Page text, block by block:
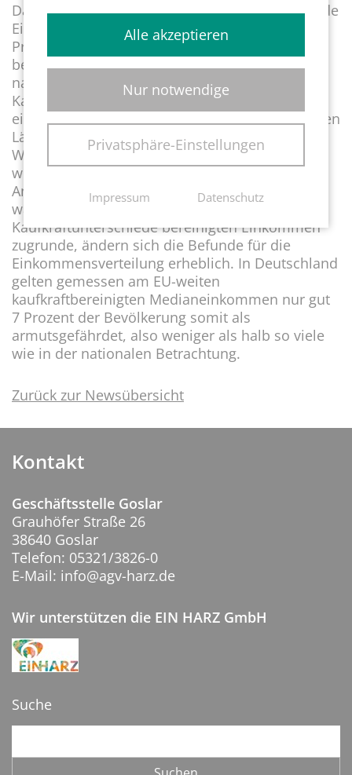
Das IWD hat dabei u. a. eine länderübergreifende
Einkommensverteilung berechnet. Um die
Preisunterschiede zwischen den Ländern zu
berücksichtigen, haben die IW-Forscher die
nationalen Währungen in sogenannte
Kaufkraftstandards (KKS) umgerechnet. Mit
einem KKS können sich die Konsumenten in allen
Ländern rein rechnerisch die gleiche Menge an
Waren und Dienstleistungen kaufen. Das EU-
weite Medianeinkommen betrug demnach im
Analysejahr 1.529 KKS. In deutschen Preisen
waren das rund 1.651 Euro. Legt man die um
Kaufkraftunterschiede bereinigten Einkommen
zugrunde, ändern sich die Befunde für die
Einkommensverteilung erheblich. In Deutschland
gelten gemessen am EU-weiten
kaufkraftbereinigten Medianeinkommen nur gut
7 Prozent der Bevölkerung somit als
armutsgefährdet, also weniger als halb so viele
wie in der nationalen Betrachtung.
Zurück zur Newsübersicht
Kontakt
Geschäftsstelle Goslar
Grauhöfer Straße 26
38640 Goslar
Telefon: 05321/3826-0
E-Mail: info@agv-harz.de
Wir unterstützen die EIN HARZ GmbH
Suche
Alle akzeptieren
Nur notwendige
Privatsphäre-Einstellungen
Impressum Datenschutz